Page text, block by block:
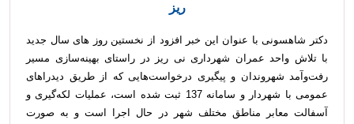
ریز
دکتر شاهسونی با عنوان این خبر افزود از نخستین روز های سال جدید
با تلاش واحد عمران شهرداری نی ریز در راستای بهینه‌سازی مسیر
رفت‌وآمد شهروندان و پیگیری درخواست‌هایی که از طریق دیدراهای
عمومی با شهردار و سامانه 137 ثبت شده است، عملیات لکه‌گیری و
آسفالت معابر مناطق مختلف شهر در حال اجرا است و به صورت